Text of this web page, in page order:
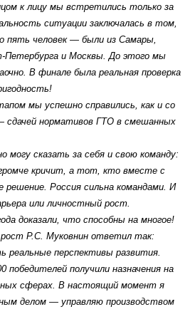
к лицу мы встретились только за
ситуации заключалась в том,
пять человек — были из Самары,
Петербурга и Москвы. До этого мы
В финале была реальная проверка
мы успешно справились, как и со
сдачей нормативов ГТО в смешанных
могу сказать за себя и свою команду:
кричит, а тот, кто вместе с
решение. Россия сильна командами. И
или личностный рост.
доказали, что способны на многое!
рост Р.С. Муковнин ответил так:
реальные перспективы развития.
победителей получили назначения на
сферах. В настоящий момент я
делом — управляю производством